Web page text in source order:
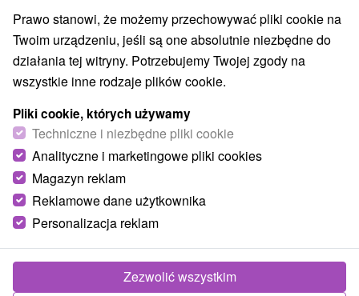
Amfiteatry i kina w przyrodzie
Túry a turistické chodníky (37) Tarcze Jaskinie (4)
Tory bobslejowe (3) Kolejki linowe(6)
Atrakcje z adrenaliną (28) Atrakcje turystyczne
Muzea i galerie
Ogrody zoologiczne i fermy zwierząt
Ogrody botaniczne(2) Escaperoom(6)
Jeziora, jeziora, zbiorniki wodne(9)
Atrakcje dla dzieci(53)
Wodospady(13) Kościoły drewniane
Aquaparki, baseny (11) Planetarium i obserwatorium
Prawo stanowi, że możemy przechowywać pliki cookie na
Twoim urządzeniu, jeśli są one absolutnie niezbędne do
działania tej witryny. Potrzebujemy Twojej zgody na
wszystkie inne rodzaje plików cookie.
Pliki cookie, których używamy
Techniczne i niezbędne pliki cookie
Analityczne i marketingowe pliki cookies
Magazyn reklam
Reklamowe dane użytkownika
Personalizacja reklam
Zezwolić wszystkim